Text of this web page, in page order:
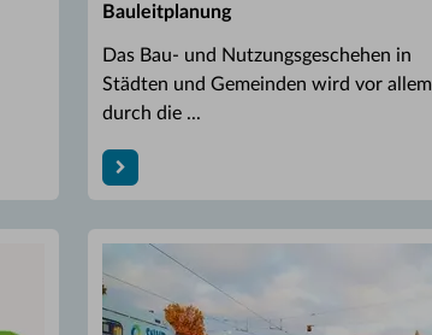
Bauleitplanung
Das Bau- und Nutzungsgeschehen in
Städten und Gemeinden wird vor allem
durch die ...